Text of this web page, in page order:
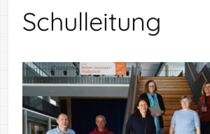
Schulleitung